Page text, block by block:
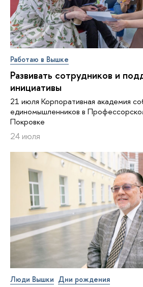
Работаю в Вышке
Развивать сотрудников и
инициативы
21 июля Корпоративная академия
единомышленников в
Покровке
24 июля
Люди Вышки Дни рождения